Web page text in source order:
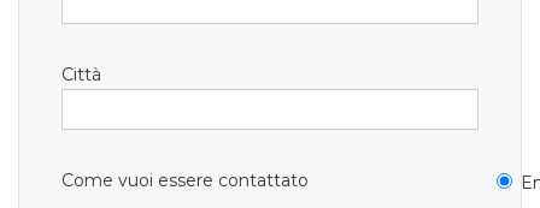
Città
Come vuoi essere contattato